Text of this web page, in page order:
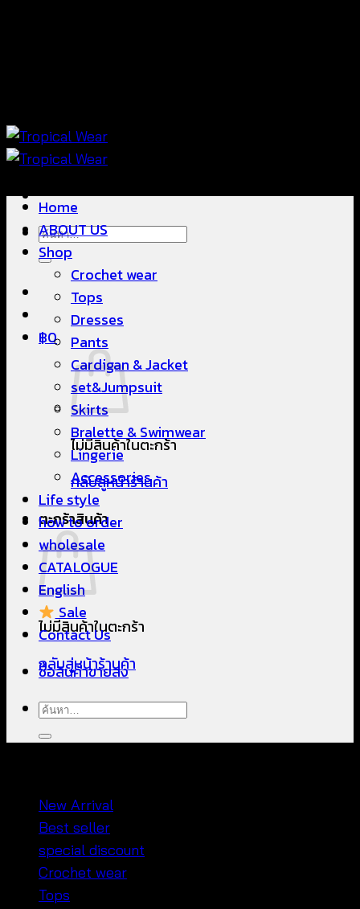
ค้นหา:
฿0
ไม่มีสินค้าในตะกร้า
กลับสู่หน้าร้านค้า
ตะกร้าสินค้า
ไม่มีสินค้าในตะกร้า
กลับสู่หน้าร้านค้า
Home
ABOUT US
Shop
Crochet wear
Tops
Dresses
Pants
Cardigan & Jacket
set&Jumpsuit
Skirts
Bralette & Swimwear
Lingerie
Accessories
Life style
how to order
wholesale
CATALOGUE
English
Sale
Contact Us
ซื้อสินค้าขายส่ง
ค้นหา:
New Arrival
Best seller
special discount
Crochet wear
Tops